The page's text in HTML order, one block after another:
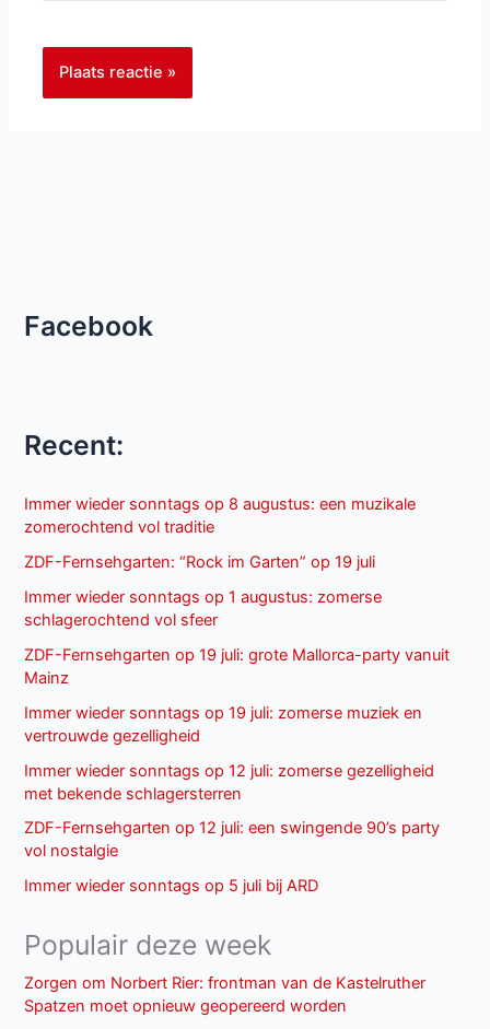
Facebook
Recent:
Immer wieder sonntags op 8 augustus: een muzikale
zomerochtend vol traditie
ZDF-Fernsehgarten: “Rock im Garten” op 19 juli
Immer wieder sonntags op 1 augustus: zomerse
schlagerochtend vol sfeer
ZDF-Fernsehgarten op 19 juli: grote Mallorca-party vanuit
Mainz
Immer wieder sonntags op 19 juli: zomerse muziek en
vertrouwde gezelligheid
Immer wieder sonntags op 12 juli: zomerse gezelligheid
met bekende schlagersterren
ZDF-Fernsehgarten op 12 juli: een swingende 90’s party
vol nostalgie
Immer wieder sonntags op 5 juli bij ARD
Populair deze week
Zorgen om Norbert Rier: frontman van de Kastelruther
Spatzen moet opnieuw geopereerd worden